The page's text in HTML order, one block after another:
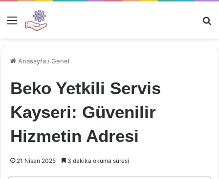
Menü
Anasayfa /Genel
Beko Yetkili Servis
Kayseri: Güvenilir
Hizmetin Adresi
21 Nisan 2025 3 dakika okuma süresi